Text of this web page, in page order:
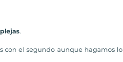
.
con el segundo aunque hagamos lo